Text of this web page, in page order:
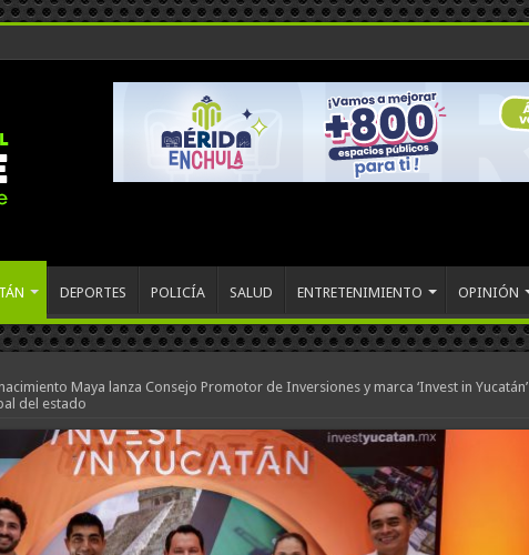
DEPORTES POLICÍA SALUD ENTRETENIMIENTO OPINIÓN
Maya lanza Consejo Promotor de Inversiones y marca ‘Invest in Yucatán’
del estado